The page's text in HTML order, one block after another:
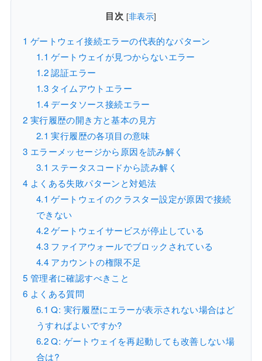
目次 [非表示]
1 ゲートウェイ接続エラーの代表的なパターン
1.1 ゲートウェイが見つからないエラー
1.2認証エラー
1.3タイムアウトエラー
1.4データソース接続エラー
2 実行履歴の開き方と基本の見方
2.1 実行履歴の各項目の意味
3 エラーメッセージから原因を読み解く
3.1 ステータスコードから読み解く
4 よくある失敗パターンと対処法
4.1 ゲートウェイのクラスター設定が原因で接続
できない
4.2ゲートウェイサービスが停止している
4.3ファイアウォールでブロックされている
4.4アカウントの権限不足
5 管理者に確認すべきこと
6 よくある質問
6.1 Q: 実行履歴にエラーが表示されない場合はど
うすればよいですか?
6.2Q: ゲートウェイを再起動しても改善しない場
合は?